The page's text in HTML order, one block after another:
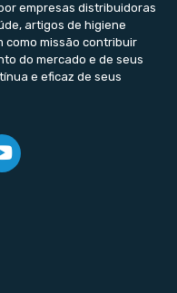
empresas distribuidoras
artigos de higiene
como missão contribuir
do mercado e de seus
e eficaz de seus